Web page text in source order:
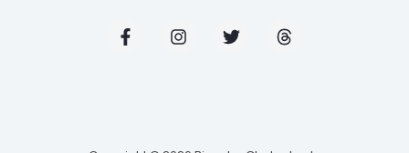
F
a
k
I
n
a
T
w
T
h